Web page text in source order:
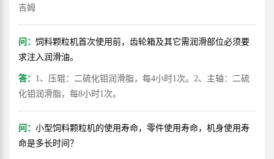
吉姆
问： 饲料颗粒机首次使用前，齿轮箱及其它需润滑部位必须要
求注入润滑油。
答： 1、压辊：二硫化钼润滑脂，每4小时1次。2、主轴：二硫
化钼润滑脂，每8小时1次。
问： 小型饲料颗粒机的使用寿命，零件使用寿命，机身使用寿
命是多长时间？